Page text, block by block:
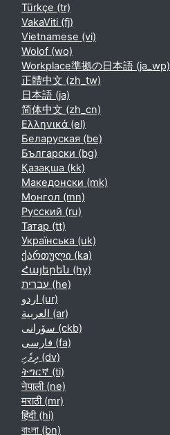
Türkçe ‎(tr)‎
VakaViti ‎(fj)‎
Vietnamese ‎(vi)‎
Wolof ‎(wo)‎
Workplace準拠の日本語 ‎(ja_wp)‎
正體中文 ‎(zh_tw)‎
日本語 ‎(ja)‎
简体中文 ‎(zh_cn)‎
Ελληνικά ‎(el)‎
Беларуская ‎(be)‎
Български ‎(bg)‎
Қазақша ‎(kk)‎
Македонски ‎(mk)‎
Монгол ‎(mn)‎
Русский ‎(ru)‎
Татар ‎(tt)‎
Українська ‎(uk)‎
ქართული ‎(ka)‎
Հայերեն ‎(hy)‎
עברית ‎(he)‎
اردو ‎(ur)‎
العربية ‎(ar)‎
سۆرانی ‎(ckb)‎
فارسی ‎(fa)‎
ދިވެހި ‎(dv)‎
ትግርኛ ‎(ti)‎
नेपाली ‎(ne)‎
मराठी ‎(mr)‎
हिंदी ‎(hi)‎
বাংলা ‎(bn)‎